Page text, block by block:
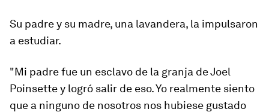
Su padre y su madre, una lavandera, la impulsaron
a estudiar.
"Mi padre fue un esclavo de la granja de Joel
Poinsette y logró salir de eso. Yo realmente siento
que a ninguno de nosotros nos hubiese gustado